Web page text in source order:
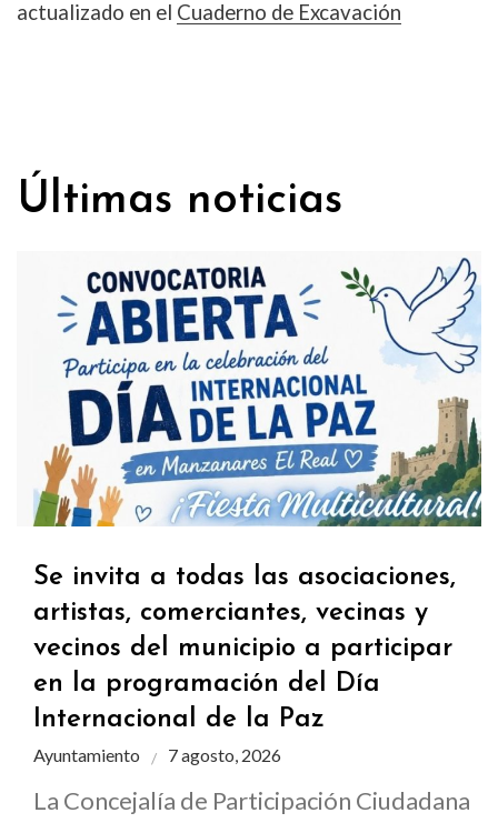
actualizado en el Cuaderno de Excavación
Últimas noticias
Se invita a todas las asociaciones,
artistas, comerciantes, vecinas y
vecinos del municipio a participar
en la programación del Día
Internacional de la Paz
Ayuntamiento 7 agosto, 2026
La Concejalía de Participación Ciudadana